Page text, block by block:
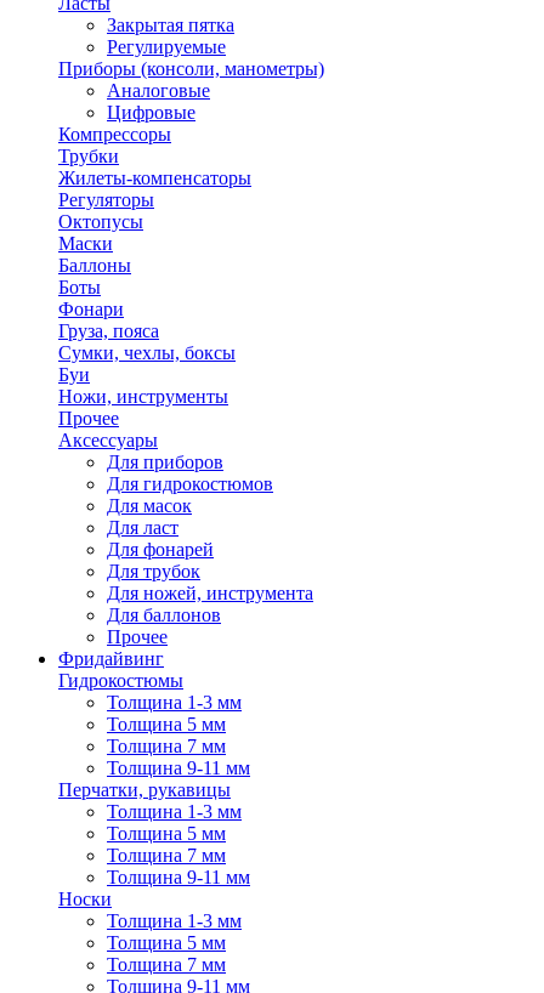
Закрытая пятка
Регулируемые
Приборы (консоли, манометры)
Аналоговые
Цифровые
Компрессоры
Трубки
Жилеты-компенсаторы
Регуляторы
Октопусы
Маски
Баллоны
Боты
Фонари
Груза, пояса
Сумки, чехлы, боксы
Буи
Ножи, инструменты
Прочее
Аксессуары
Для приборов
Для гидрокостюмов
Для масок
Для ласт
Для фонарей
Для трубок
Для ножей, инструмента
Для баллонов
Прочее
Фридайвинг
Гидрокостюмы
Толщина 1-3 мм
Толщина 5 мм
Толщина 7 мм
Толщина 9-11 мм
Перчатки, рукавицы
Толщина 1-3 мм
Толщина 5 мм
Толщина 7 мм
Толщина 9-11 мм
Носки
Толщина 1-3 мм
Толщина 5 мм
Толщина 7 мм
Толщина 9-11 мм